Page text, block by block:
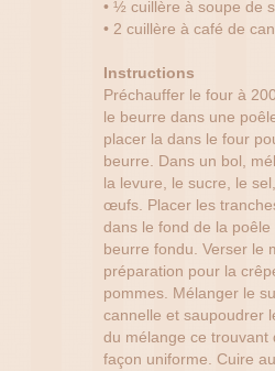
• ½ cuillère à soupe de
• 2 cuillère à café de
Instructions
Préchauffer le four à
le beurre dans une
placer la dans le four
beurre. Dans un bol,
la levure, le sucre, le
œufs. Placer les
dans le fond de la poêle
beurre fondu. Verser le
préparation pour la
pommes. Mélanger le
cannelle et saupoudrer
du mélange ce trouvant
façon uniforme. Cuire